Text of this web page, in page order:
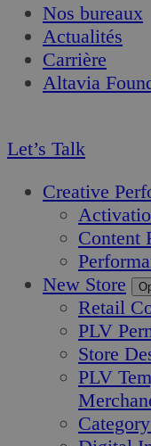
Nos bureaux
Actualités
Carrière
Altavia
Let’s Talk
Creative
Content
New Store
Retail
PLV
Store
PLV